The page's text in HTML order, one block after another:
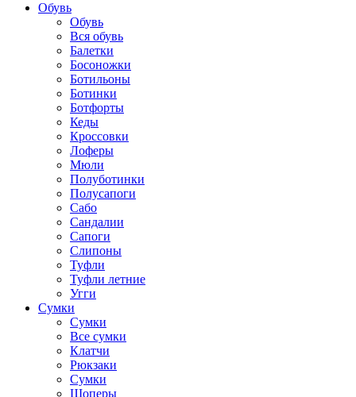
Обувь
Обувь
Вся обувь
Балетки
Босоножки
Ботильоны
Ботинки
Ботфорты
Кеды
Кроссовки
Лоферы
Мюли
Полуботинки
Полусапоги
Сабо
Сандалии
Сапоги
Слипоны
Туфли
Туфли летние
Угги
Сумки
Сумки
Все сумки
Клатчи
Рюкзаки
Сумки
Шоперы